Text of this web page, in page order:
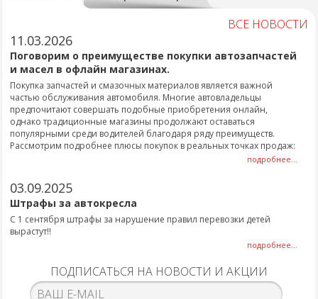
ВСЕ НОВОСТИ
11.03.2026
Поговорим о преимуществе покупки автозапчастей
и масел в офлайн магазинах.
Покупка запчастей и смазочных материалов является важной
частью обслуживания автомобиля. Многие автовладельцы
предпочитают совершать подобные приобретения онлайн,
однако традиционные магазины продолжают оставаться
популярными среди водителей благодаря ряду преимуществ.
Рассмотрим подробнее плюсы покупок в реальных точках продаж:
подробнее...
03.09.2025
Штрафы за автокресла
С 1 сентября штрафы за нарушение правил перевозки детей
вырастут!!
подробнее...
ПОДПИСАТЬСЯ НА НОВОСТИ И АКЦИИ